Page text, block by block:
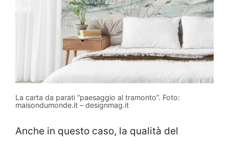
La carta da parati “paesaggio al tramonto”. Foto:
maisondumonde.it – designmag.it
Anche in questo caso, la qualità del